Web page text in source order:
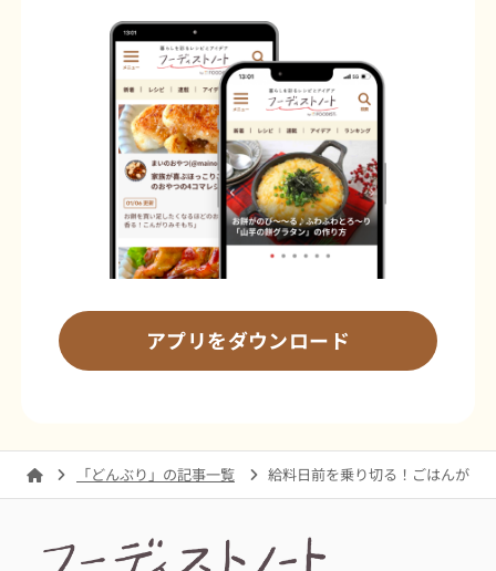
アプリをダウンロード
「どんぶり」の記事一覧 給料日前を乗り切る！ごはんが進